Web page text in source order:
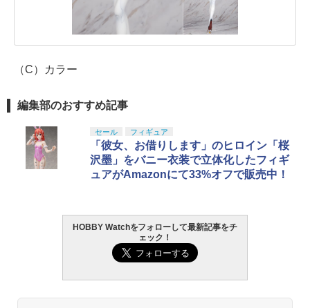
（C）カラー
編集部のおすすめ記事
セール フィギュア
「彼女、お借りします」のヒロイン「桜
沢墨」をバニー衣装で立体化したフィギ
ュアがAmazonにて33%オフで販売中！
HOBBY Watchをフォローして最新記事をチ
ェック！